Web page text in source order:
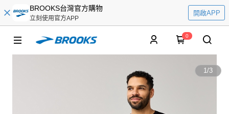
BROOKS台灣官方購物
立刻使用官方APP
開啟APP
0
1/3